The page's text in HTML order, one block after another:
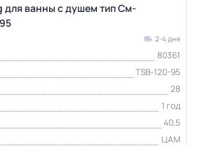
для ванны с душем тип См-
2-4 дня
80361
TSB-120-95
28
1 год
40,5
ЦАМ